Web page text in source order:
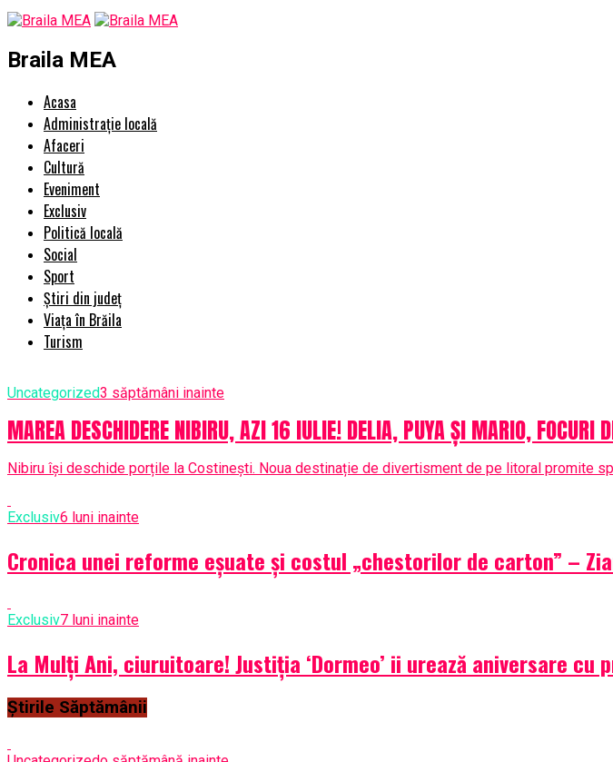
Braila MEA
Acasa
Administrație locală
Afaceri
Cultură
Eveniment
Exclusiv
Politică locală
Social
Sport
Știri din județ
Viața în Brăila
Turism
Uncategorized3 săptămâni inainte
MAREA DESCHIDERE NIBIRU, AZI 16 IULIE! DELIA, PUYA ȘI MARIO,
Nibiru își deschide porțile la Costinești. Noua destinație de divertisment de pe litoral promite
Exclusiv6 luni inainte
Cronica unei reforme eșuate și costul „chestorilor de carton” –
Exclusiv7 luni inainte
La Mulți Ani, ciuruitoare! Justiția ‘Dormeo’ ii urează aniversare
Știrile Săptămânii